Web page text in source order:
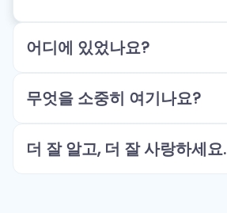
어디에 있었나요?
무엇을 소중히 여기나요?
더 잘 알고, 더 잘 사랑하세요.